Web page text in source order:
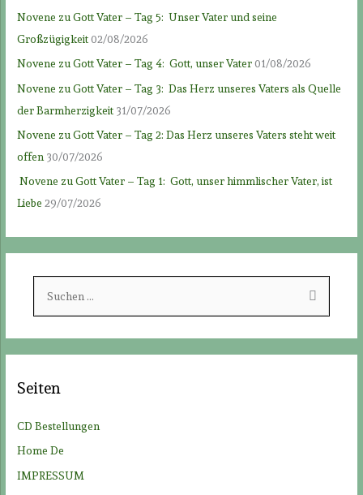
Novene zu Gott Vater – Tag 5: Unser Vater und seine
Großzügigkeit02/08/2026
Novene zu Gott Vater – Tag 4: Gott, unser Vater01/08/2026
Novene zu Gott Vater – Tag 3: Das Herz unseres Vaters als Quelle
der Barmherzigkeit 31/07/2026
Novene zu Gott Vater – Tag 2: Das Herz unseres Vaters steht weit
offen 30/07/2026
Novene zu Gott Vater – Tag 1: Gott, unser himmlischer Vater, ist
Liebe 29/07/2026
h
n
h
Seiten
CD Bestellungen
Home De
IMPRESSUM